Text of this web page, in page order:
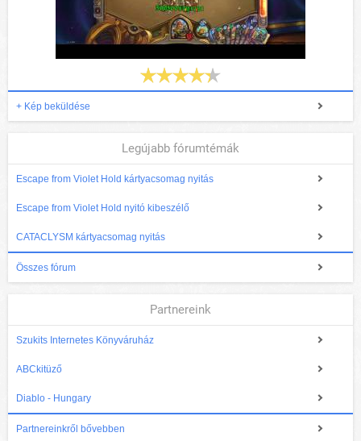
+ Kép beküldése
Legújabb fórumtémák
Escape from Violet Hold kártyacsomag nyitás
Escape from Violet Hold nyitó kibeszélő
CATACLYSM kártyacsomag nyitás
Összes fórum
Partnereink
Szukits Internetes Könyváruház
ABCkitüző
Diablo - Hungary
Partnereinkről bővebben